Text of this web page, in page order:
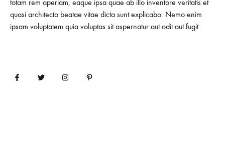
totam rem aperiam, eaque ipsa quae ab illo inventore veritatis et
quasi architecto beatae vitae dicta sunt explicabo. Nemo enim
ipsam voluptatem quia voluptas sit aspernatur aut odit aut fugit